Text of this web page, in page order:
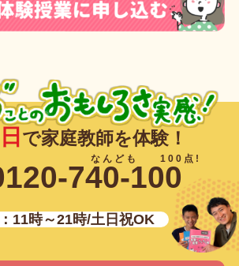
日 で家庭教師を体験！
740-100
11時～21時/土日祝OK